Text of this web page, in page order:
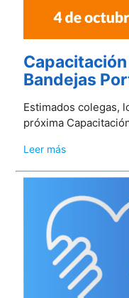
Bandejas
Estimados colegas,
próxima
Leer más